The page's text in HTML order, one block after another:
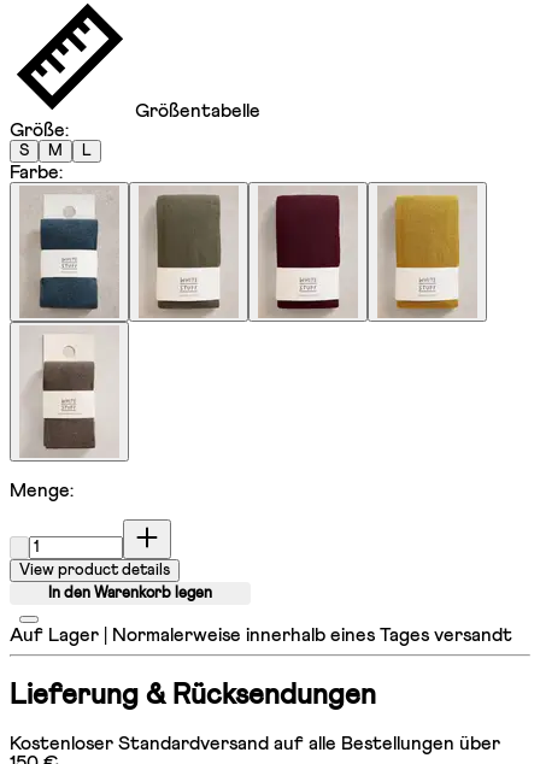
Größentabelle
Größe:
S M L
Farbe:
Menge:
View product details
In den Warenkorb legen
Auf Lager | Normalerweise innerhalb eines Tages versandt
Lieferung & Rücksendungen
Kostenloser Standardversand auf alle Bestellungen über